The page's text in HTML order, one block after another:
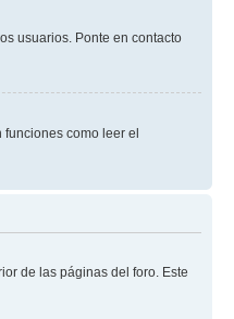
usuarios. Ponte en contacto
como leer el
de las páginas del foro. Este